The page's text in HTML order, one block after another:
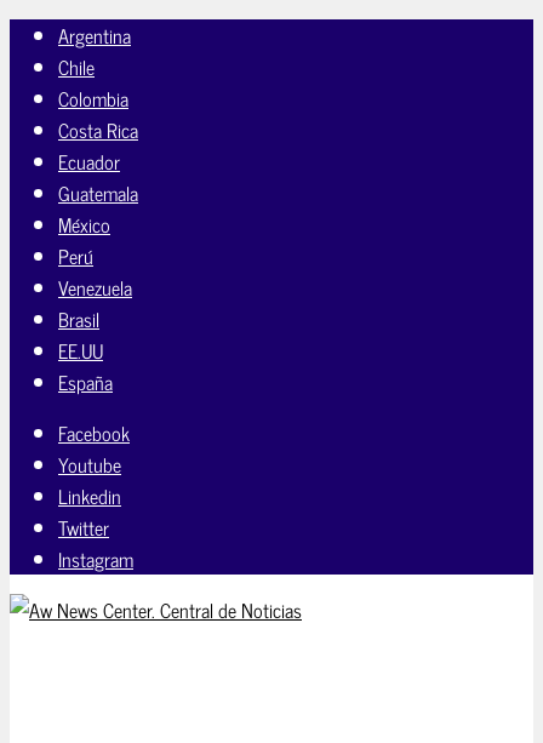
Argentina
Chile
Colombia
Costa Rica
Ecuador
Guatemala
México
Perú
Venezuela
Brasil
EE.UU
España
Facebook
Youtube
Linkedin
Twitter
Instagram